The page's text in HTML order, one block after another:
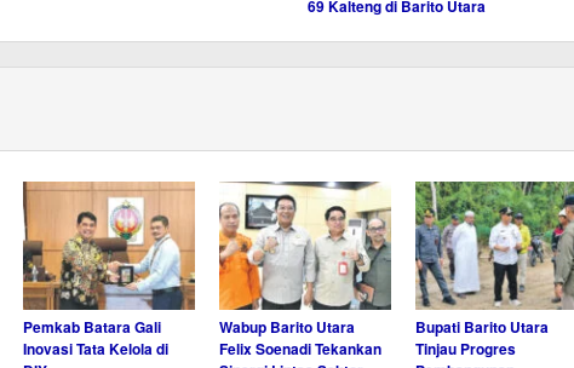
69 Kalteng di Barito Utara
Pemkab Batara Gali
Inovasi Tata Kelola di
Wabup Barito Utara
Felix Soenadi Tekankan
Bupati Barito Utara
Tinjau Progres